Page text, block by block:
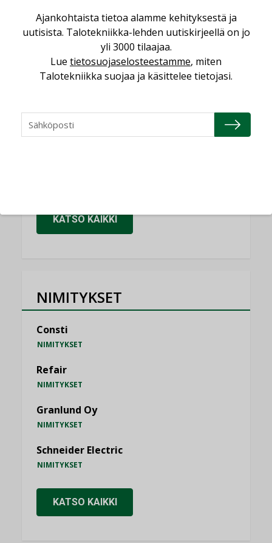
KOLUMNI
Yli miljoona kotia on vailla toimivaa
ilmanvaihtoa
KOLUMNI
saatavien tietojen vertailukelpoisuus?
KOLUMNI
KATSO KAIKKI
NIMITYKSET
Consti
NIMITYKSET
Refair
NIMITYKSET
Granlund Oy
NIMITYKSET
Schneider Electric
NIMITYKSET
KATSO KAIKKI
Ajankohtaista tietoa alamme kehityksestä ja
uutisista. Talotekniikka-lehden uutiskirjeellä on jo
yli 3000 tilaajaa.
Lue tietosuojaselosteestamme, miten
Talotekniikka suojaa ja käsittelee tietojasi.